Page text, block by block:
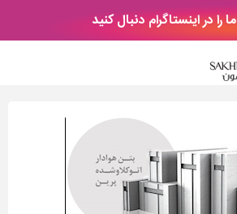
ما را در اینستاگرام دنبال کنید